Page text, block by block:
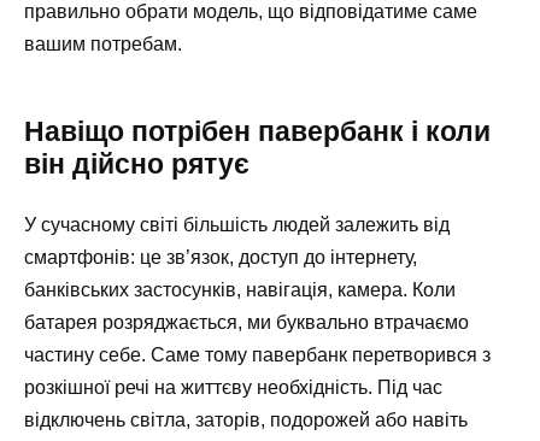
правильно обрати модель, що відповідатиме саме
вашим потребам.
Навіщо потрібен павербанк і коли
він дійсно рятує
У сучасному світі більшість людей залежить від
смартфонів: це зв’язок, доступ до інтернету,
банківських застосунків, навігація, камера. Коли
батарея розряджається, ми буквально втрачаємо
частину себе. Саме тому павербанк перетворився з
розкішної речі на життєву необхідність. Під час
відключень світла, заторів, подорожей або навіть